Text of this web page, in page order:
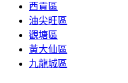
西貢區
油尖旺區
觀塘區
黃大仙區
九龍城區